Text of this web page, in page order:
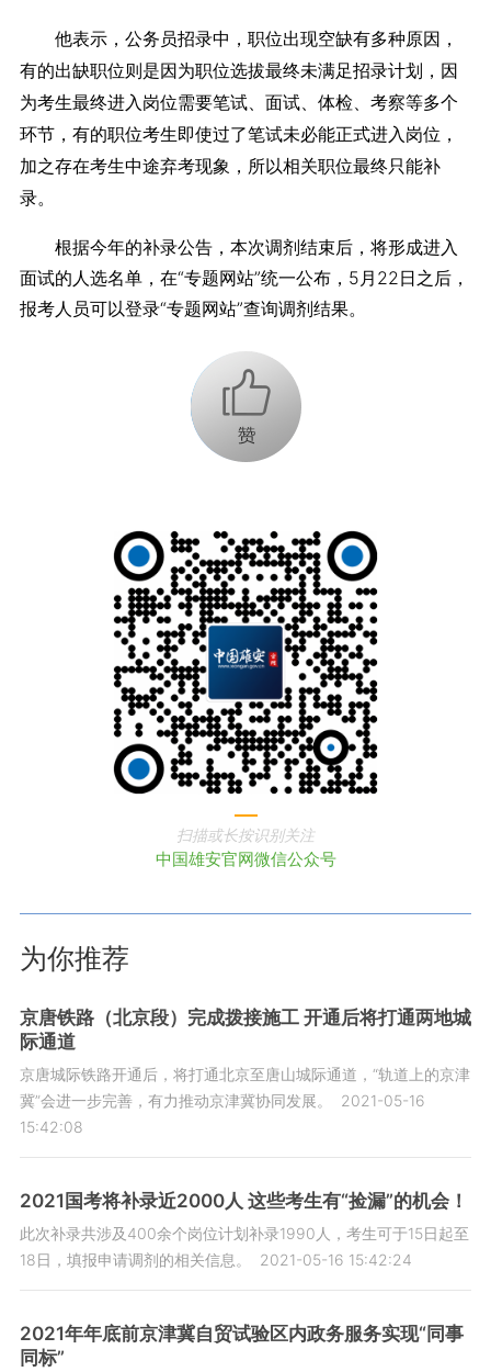
他表示，公务员招录中，职位出现空缺有多种原因，
有的出缺职位则是因为职位选拔最终未满足招录计划，因
为考生最终进入岗位需要笔试、面试、体检、考察等多个
环节，有的职位考生即使过了笔试未必能正式进入岗位，
加之存在考生中途弃考现象，所以相关职位最终只能补
录。
根据今年的补录公告，本次调剂结束后，将形成进入
面试的人选名单，在“专题网站”统一公布，5月22日之后，
报考人员可以登录“专题网站”查询调剂结果。
+1
扫描或长按识别关注
中国雄安官网微信公众号
为你推荐
京唐铁路（北京段）完成拨接施工 开通后将打通两地城
际通道
京唐城际铁路开通后，将打通北京至唐山城际通道，“轨道上的京津
冀”会进一步完善，有力推动京津冀协同发展。
2021-05-16
15:42:08
2021国考将补录近2000人 这些考生有“捡漏”的机会！
此次补录共涉及400余个岗位计划补录1990人，考生可于15日起至
18日，填报申请调剂的相关信息。
2021-05-16 15:42:24
2021年年底前京津冀自贸试验区内政务服务实现“同事
同标”